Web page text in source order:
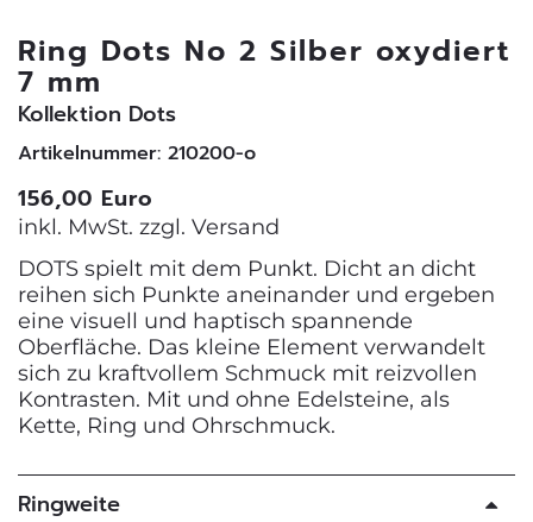
Ring Dots No 2 Silber oxydiert
7 mm
Kollektion Dots
Artikelnummer: 210200-o
156,00 Euro
inkl. MwSt. zzgl. Versand
DOTS spielt mit dem Punkt. Dicht an dicht
reihen sich Punkte aneinander und ergeben
eine visuell und haptisch spannende
Oberfläche. Das kleine Element verwandelt
sich zu kraftvollem Schmuck mit reizvollen
Kontrasten. Mit und ohne Edelsteine, als
Kette, Ring und Ohrschmuck.
Ringweite